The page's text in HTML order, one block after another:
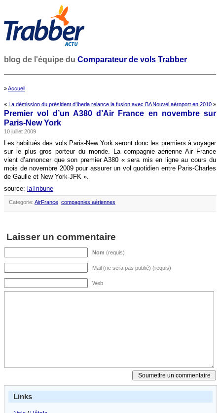
blog de l'équipe du Comparateur de vols Trabber
»Accueil
« La démission du président d’Iberia relance la fusion avec BANouvel aéroport en 2010 »
Premier vol d’un A380 d’Air France en novembre sur
Paris-New York
10 juillet 2009
Les habitués des vols Paris-New York seront donc les premiers à voyager
sur le plus gros porteur du monde. La compagnie aérienne Air France
vient d’annoncer que son premier A380 « sera mis en ligne au cours du
mois de novembre 2009 pour assurer un vol quotidien entre Paris-Charles
de Gaulle et New York-JFK ».
source: laTribune
Categorie: AirFrance compagnies aériennes
Laisser un commentaire
Nom (requis)
Mail (ne sera pas publié) (requis)
Web
Links